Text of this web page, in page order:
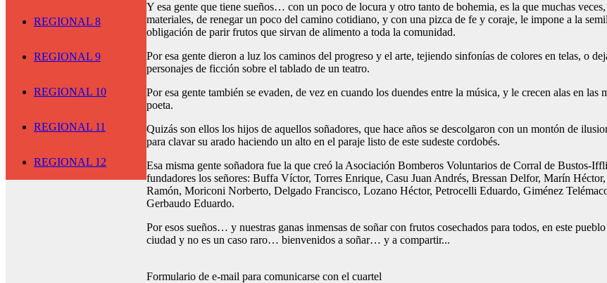
REGIONAL 8
REGIONAL 9
REGIONAL 10
REGIONAL 11
REGIONAL 12
Y esa gente que tiene sueños… con un poco de locura y otro tanto de bohemia, es la que muchas
materiales, de renegar un poco del camino cotidiano, y con una pizca de fe y coraje, le impone a la
obligación de parir frutos que sirvan de alimento a toda la comunidad.
Por esa gente dieron a luz los caminos del progreso y el arte, tejiendo sinfonías de colores en telas, o
personajes de ficción sobre el tablado de un teatro.
Por esa gente también se evaden, de vez en cuando los duendes entre la música, y le crecen alas en las
poeta.
Quizás son ellos los hijos de aquellos soñadores, que hace años se descolgaron con un montón de
para clavar su arado haciendo un alto en el paraje listo de este sudeste cordobés.
Esa misma gente soñadora fue la que creó la Asociación Bomberos Voluntarios de Corral de Bustos-
fundadores los señores: Buffa Víctor, Torres Enrique, Casu Juan Andrés, Bressan Delfor, Marín
Ramón, Moriconi Norberto, Delgado Francisco, Lozano Héctor, Petrocelli Eduardo, Giménez
Gerbaudo Eduardo.
Por esos sueños… y nuestras ganas inmensas de soñar con frutos cosechados para todos, en este
ciudad y no es un caso raro… bienvenidos a soñar… y a compartir...
Formulario de e-mail para comunicarse con el cuartel